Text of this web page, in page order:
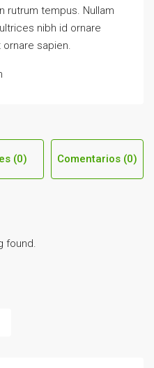
rutrum tempus. Nullam
nibh id ornare
sapien.
(0) Comentarios (0)
found.